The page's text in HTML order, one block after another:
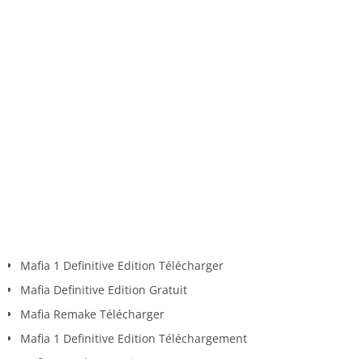
Mafia 1 Definitive Edition Télécharger
Mafia Definitive Edition Gratuit
Mafia Remake Télécharger
Mafia 1 Definitive Edition Téléchargement